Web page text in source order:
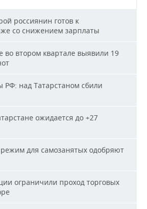
россиянин готов к
со снижением зарплаты
во втором квартале выявили 19
над Татарстаном сбили
ожидается до +27
для самозанятых одобряют
ограничили проход торговых